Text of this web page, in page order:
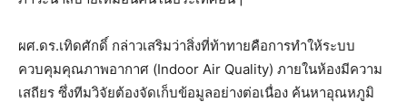
ผศ.ดร.เทิดศักดิ์ กล่าวเสริมว่าสิ่งที่ท้าทายคือการทำให้ระบบ
ควบคุมคุณภาพอากาศ (Indoor Air Quality) ภายในห้องมีความ
เสถียร ซึ่งทีมวิจัยต้องจัดเก็บข้อมูลอย่างต่อเนื่อง ค้นหาอุณหภูมิ